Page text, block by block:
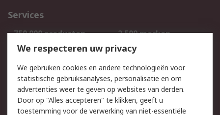
Services
750.000 producten
2.500 merken
Bestellen
Inkoopoplossingen
Track & Trace
Wettelijk
We respecteren uw privacy
We gebruiken cookies en andere technologieën voor
statistische gebruiksanalyses, personalisatie en om
advertenties weer te geven op websites van derden.
Door op "Alles accepteren" te klikken, geeft u
toestemming voor de verwerking van niet-essentiële